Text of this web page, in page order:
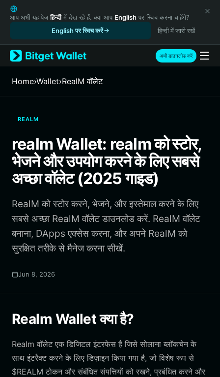
English
日本語
Русский
Español (Latinoamérica)
Türkçe
Italiano
繁體中文
Português (Portugal)
Bahasa Indonesia
ภาษาไทย
Português (Brasil)
Español (Argentina)
आप अभी यह पेजहिन्दीमें देख रहे हैं. क्या आप English पर स्विच करना चाहेंगे?
English पर स्विच करें
हिन्दी में जारी रखें
अभी डाउनलोड करें
Home›Wallet›RealM वॉलेट
REALM
realm Wallet: realm को स्टोर,
भेजने और उपयोग करने के लिए सबसे
अच्छा वॉलेट (2025 गाइड)
RealM को स्टोर करने, भेजने, और इस्तेमाल करने के लिए
सबसे अच्छा RealM वॉलेट डाउनलोड करें. RealM वॉलेट
बनाना, DApps एक्सेस करना, और अपने RealM को
सुरक्षित तरीके से मैनेज करना सीखें.
Jun 8, 2026
Realm Wallet क्या है?
Realm वॉलेट एक डिजिटल इंटरफेस है जिसे सोलाना ब्लॉकचेन के
साथ इंटरैक्ट करने के लिए डिज़ाइन किया गया है, जो विशेष रूप से
$REALM टोकन और संबंधित संपत्तियों को रखने, प्रबंधित करने और